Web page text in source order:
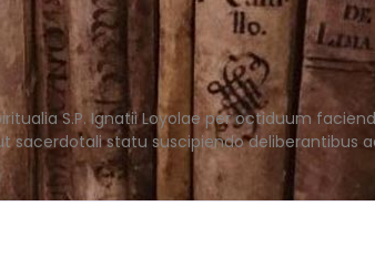
S.P. Ignatii Loyolae per octiduum
sacerdotali statu suscipiendo deliberantibus